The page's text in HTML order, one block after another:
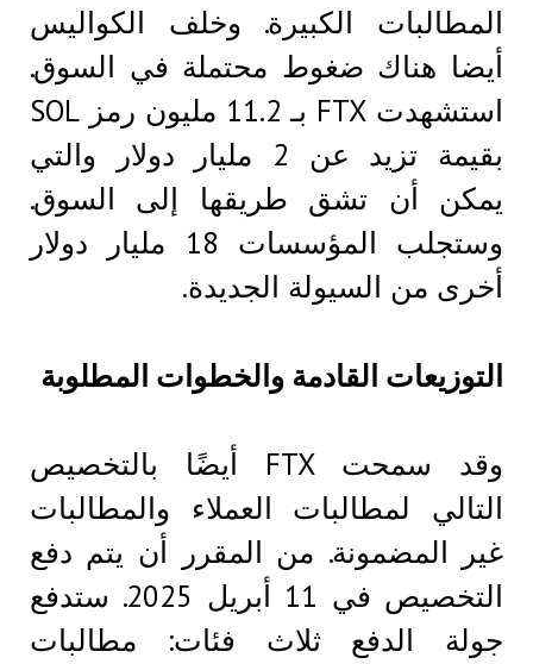
المطالبات الكبيرة. وخلف الكواليس
أيضا هناك ضغوط محتملة في السوق.
استشهدت FTX بـ 11.2 مليون رمز SOL
بقيمة تزيد عن 2 مليار دولار والتي
يمكن أن تشق طريقها إلى السوق.
وستجلب المؤسسات 18 مليار دولار
أخرى من السيولة الجديدة.
التوزيعات القادمة والخطوات المطلوبة
وقد سمحت FTX أيضًا بالتخصيص
التالي لمطالبات العملاء والمطالبات
غير المضمونة. من المقرر أن يتم دفع
التخصيص في 11 أبريل 2025. ستدفع
جولة الدفع ثلاث فئات: مطالبات